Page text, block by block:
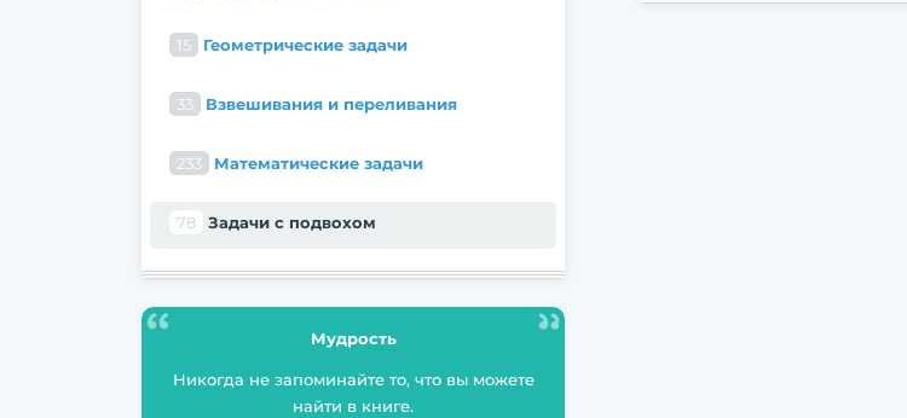
15 Геометрические задачи
33 Взвешивания и переливания
233 Математические задачи
78 Задачи с подвохом
Мудрость
Никогда не запоминайте то, что вы можете
найти в книге.